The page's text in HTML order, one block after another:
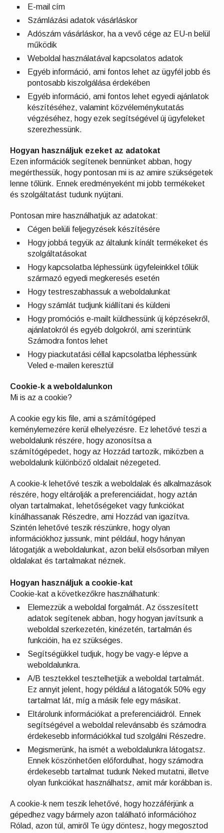
E-mail cím
Számlázási adatok vásárláskor
Adószám vásárláskor, ha a vevő cége az EU-n belül
működik
Weboldal használatával kapcsolatos adatok
Egyéb információ, ami fontos lehet az ügyfél jobb és
pontosabb kiszolgálása érdekében
Egyéb információ, ami fontos lehet egyedi ajánlatok
készítéséhez, valamint közvéleménykutatás
végzéséhez, hogy ezek segítségével új ügyfeleket
szerezhessünk.
Hogyan használjuk ezeket az adatokat
Ezen információk segítenek bennünket abban, hogy
megérthessük, hogy pontosan mi is az amire szükségetek
lenne tőlünk. Ennek eredményeként mi jobb termékeket
és szolgáltatást tudunk nyújtani.
Pontosan mire használhatjuk az adatokat:
Cégen belüli feljegyzések készítésére
Hogy jobbá tegyük az általunk kínált termékeket és
szolgáltatásokat
Hogy kapcsolatba léphessünk ügyfeleinkkel tőlük
származó egyedi megkeresés esetén
Hogy testreszabhassuk a weboldalunkat
Hogy számlát tudjunk kiállítani és küldeni
Hogy promóciós e-mailt küldhessünk új képzésekről,
ajánlatokról és egyéb dolgokról, ami szerintünk
Számodra fontos lehet
Hogy piackutatási céllal kapcsolatba léphessünk
Veled e-mailen keresztül
Cookie-k a weboldalunkon
Mi is az a cookie?
A cookie egy kis file, ami a számítógéped
keménylemezére kerül elhelyezésre. Ez lehetővé teszi a
weboldalunk részére, hogy azonosítsa a
számítógépedet, hogy az Hozzád tartozik, miközben a
weboldalunk különböző oldalait nézegeted.
A cookie-k lehetővé teszik a weboldalak és alkalmazások
részére, hogy eltárolják a preferenciáidat, hogy aztán
olyan tartalmakat, lehetőségeket vagy funkciókat
kínálhassanak Részedre, ami Hozzád van igazítva.
Szintén lehetővé teszik részünkre, hogy olyan
információkhoz jussunk, mint például, hogy hányan
látogatják a weboldalunkat, azon belül elsősorban milyen
oldalakat és tartalmakat néznek.
Hogyan használjuk a cookie-kat
Cookie-kat a következőkre használhatunk:
Elemezzük a weboldal forgalmát. Az összesített
adatok segítenek abban, hogy hogyan javítsunk a
weboldal szerkezetén, kinézetén, tartalmán és
funkcióin, ha ez szükséges.
Segítségükkel tudjuk, hogy be vagy-e lépve a
weboldalunkra.
A/B tesztekkel tesztelhetjük a weboldal tartalmát.
Ez annyit jelent, hogy például a látogatók 50% egy
tartalmat lát, míg a másik fele egy másikat.
Eltárolunk információkat a preferenciáidról. Ennek
segítségével a weboldal relevánsabb és számodra
érdekesebb információkkal tud szolgálni Részedre.
Megismerünk, ha ismét a weboldalunkra látogatsz.
Ennek köszönhetően előfordulhat, hogy számodra
érdekesebb tartalmat tudunk Neked mutatni, illetve
olyan funkciókat használhatsz, amit már korábban is.
A cookie-k nem teszik lehetővé, hogy hozzáférjünk a
gépedhez vagy bármely azon található információhoz
Rólad, azon túl, amiről Te úgy döntesz, hogy megosztod